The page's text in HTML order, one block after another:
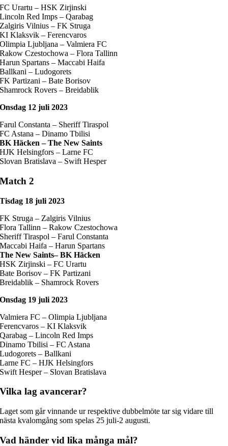
FC Urartu – HSK Zirjinski
Lincoln Red Imps – Qarabag
Zalgiris Vilnius – FK Struga
KI Klaksvik – Ferencvaros
Olimpia Ljubljana – Valmiera FC
Rakow Czestochowa – Flora Tallinn
Harun Spartans – Maccabi Haifa
Ballkani – Ludogorets
FK Partizani – Bate Borisov
Shamrock Rovers – Breidablik
Onsdag 12 juli 2023
Farul Constanta – Sheriff Tiraspol
FC Astana – Dinamo Tbilisi
BK Häcken – The New Saints
HJK Helsingfors – Larne FC
Slovan Bratislava – Swift Hesper
Match 2
Tisdag 18 juli 2023
FK Struga – Zalgiris Vilnius
Flora Tallinn – Rakow Czestochowa
Sheriff Tiraspol – Farul Constanta
Maccabi Haifa – Harun Spartans
The New Saints– BK Häcken
HSK Zirjinski – FC Urartu
Bate Borisov – FK Partizani
Breidablik – Shamrock Rovers
Onsdag 19 juli 2023
Valmiera FC – Olimpia Ljubljana
Ferencvaros – KI Klaksvik
Qarabag – Lincoln Red Imps
Dinamo Tbilisi – FC Astana
Ludogorets – Ballkani
Larne FC – HJK Helsingfors
Swift Hesper – Slovan Bratislava
Vilka lag avancerar?
Laget som går vinnande ur respektive dubbelmöte tar sig vidare till
nästa kvalomgång som spelas 25 juli-2 augusti.
Vad händer vid lika många mål?